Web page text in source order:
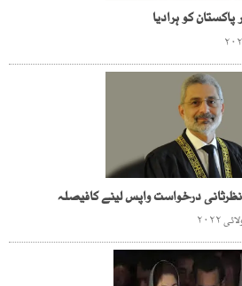
کو ہرادیا
درخواست واپس لینے کافیصلہ